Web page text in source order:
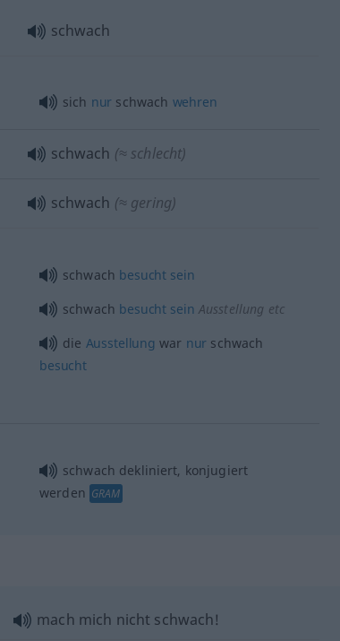
schwach
sich nur schwach wehren
schwach (≈ schlecht)
schwach (≈ gering)
schwach besucht sein
schwach besucht sein Ausstellung etc
die Ausstellung war nur schwach
besucht
schwach dekliniert, konjugiert
werden GRAM
mach mich nicht schwach!